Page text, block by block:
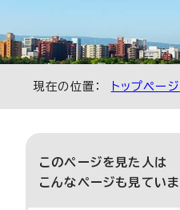
現在の位置： トップページ
このページを見た人は
こんなページも見てい